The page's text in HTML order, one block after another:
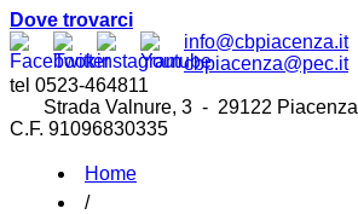
Dove trovarci
info@cbpiacenza.it
cbpiacenza@pec.it
tel 0523-464811
Strada Valnure, 3 - 29122 Piacenza
C.F. 91096830335
Home
/